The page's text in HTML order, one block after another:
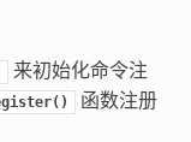
来初始化命令注
函数注册